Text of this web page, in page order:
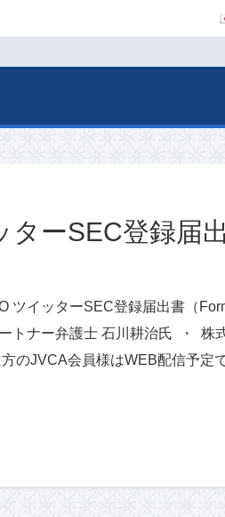
ターSEC登録届
ツイッターSEC登録届出書（
トナー弁護士 石川耕治氏 ・ 株
のJVCA会員様はWEB配信予定